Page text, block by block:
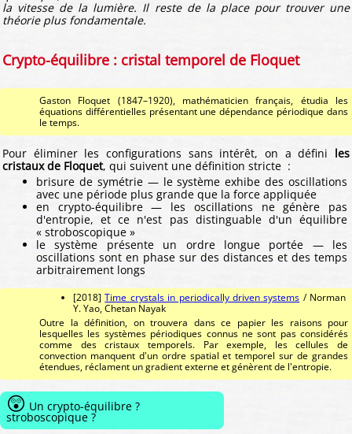
la vitesse de la lumière. Il reste de la place pour trouver une
théorie plus fondamentale.
Crypto-équilibre : cristal temporel de Floquet
Gaston Floquet (1847–1920), mathématicien français, étudia les
équations différentielles présentant une dépendance périodique dans
le temps.
Pour éliminer les configurations sans intérêt, on a défini les
cristaux de Floquet, qui suivent une définition stricte :
brisure de symétrie — le système exhibe des oscillations
avec une période plus grande que la force appliquée
en crypto-équilibre — les oscillations ne génère pas
d'entropie, et ce n'est pas distinguable d'un équilibre
« stroboscopique »
le système présente un ordre longue portée — les
oscillations sont en phase sur des distances et des temps
arbitrairement longs
[2018]Time crystals in periodically driven systems / Norman
Y. Yao, Chetan Nayak
Outre la définition, on trouvera dans ce papier les raisons pour
lesquelles les systèmes périodiques connus ne sont pas considérés
comme des cristaux temporels. Par exemple, les cellules de
convection manquent d'un ordre spatial et temporel sur de grandes
étendues, réclament un gradient externe et génèrent de l'entropie.
😲 Un crypto-équilibre ?
stroboscopique ?